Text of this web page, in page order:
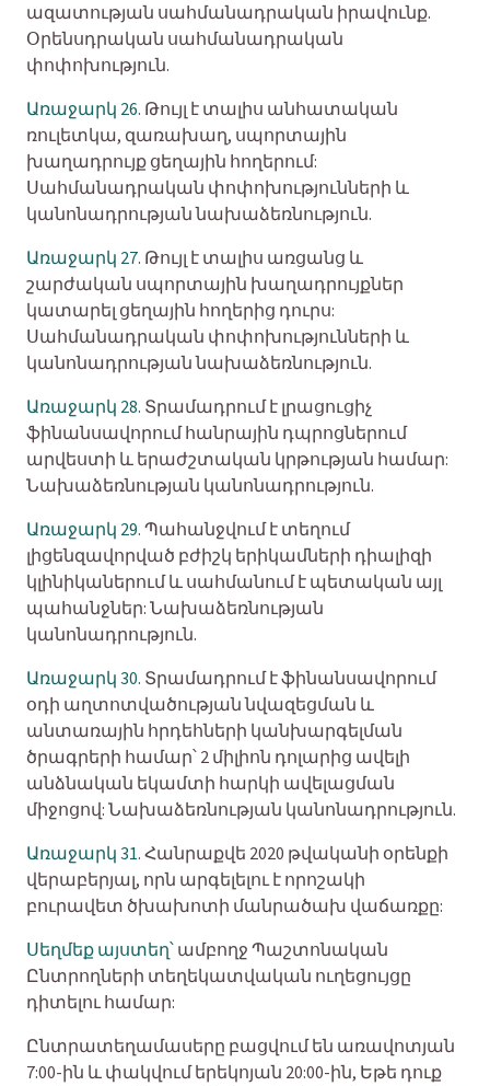
ազատության սահմանադրական իրավունք.
Օրենսդրական սահմանադրական
փոփոխություն.
Առաջարկ 26. Թույլ է տալիս անհատական
ռուլետկա, զառախաղ, սպորտային
խաղադրույք ցեղային հողերում:
Սահմանադրական փոփոխությունների և
կանոնադրության նախաձեռնություն.
Առաջարկ 27. Թույլ է տալիս առցանց և
շարժական սպորտային խաղադրույքներ
կատարել ցեղային հողերից դուրս:
Սահմանադրական փոփոխությունների և
կանոնադրության նախաձեռնություն.
Առաջարկ 28. Տրամադրում է լրացուցիչ
ֆինանսավորում հանրային դպրոցներում
արվեստի և երաժշտական կրթության համար:
Նախաձեռնության կանոնադրություն.
Առաջարկ 29.Պահանջվում է տեղում
լիցենզավորված բժիշկ երիկամների դիալիզի
կլինիկաներում և սահմանում է պետական այլ
պահանջներ: Նախաձեռնության
կանոնադրություն.
Առաջարկ 30. Տրամադրում է ֆինանսավորում
օդի աղտոտվածության նվազեցման և
անտառային հրդեհների կանխարգելման
ծրագրերի համար՝ 2 միլիոն դոլարից ավելի
անձնական եկամտի հարկի ավելացման
միջոցով: Նախաձեռնության կանոնադրություն.
Առաջարկ 31.Հանրաքվե 2020 թվականի օրենքի
վերաբերյալ, որն արգելելու է որոշակի
բուրավետ ծխախոտի մանրածախ վաճառքը:
Սեղմեք այստեղ՝ամբողջ Պաշտոնական
Ընտրողների տեղեկատվական ուղեցույցը
դիտելու համար:
Ընտրատեղամասերը բացվում են առավոտյան
7:00-ին և փակվում երեկոյան 20:00-ին, Եթե դուք